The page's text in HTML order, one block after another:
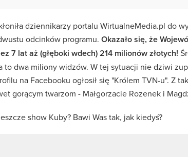
dziennikarzy portalu WirtualneMedia.pl do
odcinków programu. Okazało się, że
7 lat aż (głęboki wdech) 214 milionów złotych!
to dwa miliony widzów. W tej sytuacji nie dziwi
na Facebooku ogłosił się "Królem TVN-u". Z
gorącym twarzom - Małgorzacie Rozenek i
show Kuby? Bawi Was tak, jak kiedyś?